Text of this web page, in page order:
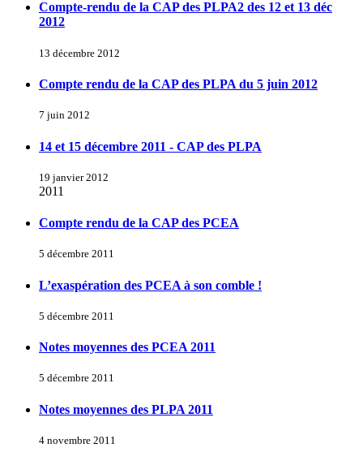
Compte-rendu de la CAP des PLPA2 des 12 et 13 déc
2012
13 décembre 2012
Compte rendu de la CAP des PLPA du 5 juin 2012
7 juin 2012
14 et 15 décembre 2011 - CAP des PLPA
19 janvier 2012
2011
Compte rendu de la CAP des PCEA
5 décembre 2011
L’exaspération des PCEA à son comble !
5 décembre 2011
Notes moyennes des PCEA 2011
5 décembre 2011
Notes moyennes des PLPA 2011
4 novembre 2011